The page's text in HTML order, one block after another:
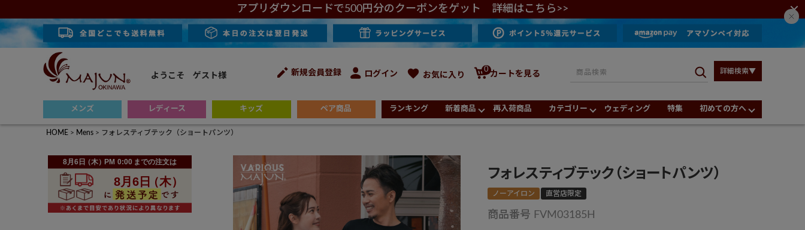
アプリダウンロードで500円分のクーポンをゲット 詳細はこちら>>
ようこそ ゲスト様 新規会員登録 ログイン お気に入り
0
カートを見る 詳細検索▼
メンズ レディース キッズ ペア商品 ランキング 新着商品 再入荷商品 カテゴリー ウェディング 特集 初めての方へ
HOME Mens フォレスティブテック（ショートパンツ）
フォレスティブテック（ショートパンツ）
ノーアイロン 直営店限定
商品番号 FVM03185H